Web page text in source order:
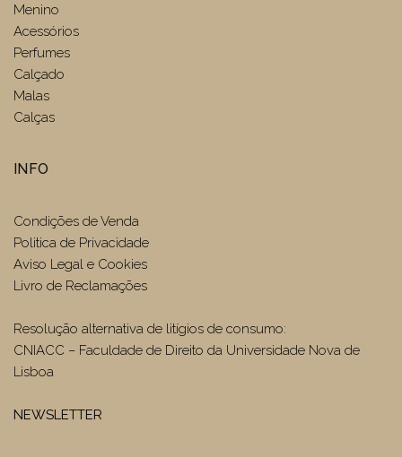
Menino
Acessórios
Perfumes
Calçado
Malas
Calças
INFO
Condições de Venda
Politica de Privacidade
Aviso Legal e Cookies
Livro de Reclamações
Resolução alternativa de litígios de consumo:
CNIACC – Faculdade de Direito da Universidade Nova de
Lisboa
NEWSLETTER